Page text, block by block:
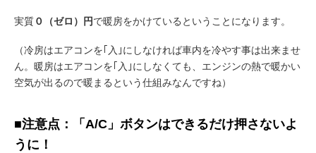
実質０（ゼロ）円で暖房をかけているということになります。
（冷房はエアコンを｢入｣にしなければ車内を冷やす事は出来ませ
ん。暖房はエアコンを｢入｣にしなくても、エンジンの熱で暖かい
空気が出るので暖まるという仕組みなんですね）
■注意点：
「A/C」ボタンはできるだけ押さないよ
うに！